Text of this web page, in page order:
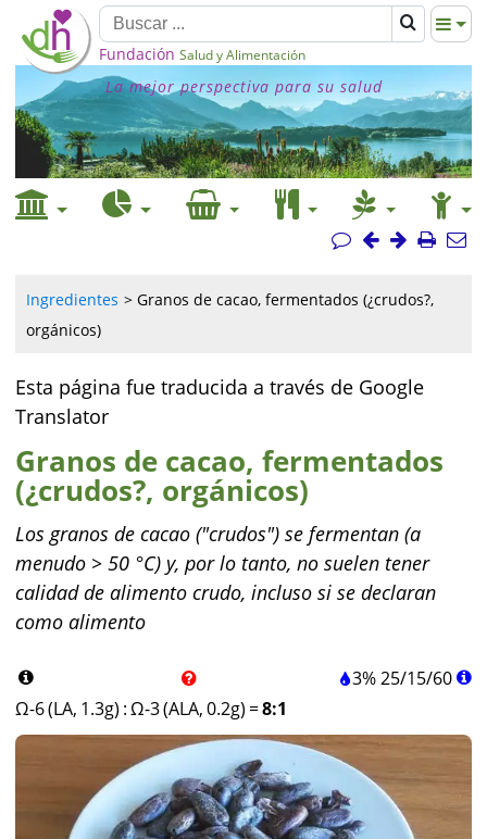
Fundación Salud y Alimentación
La mejor perspectiva para su salud
Ingredientes
Granos de cacao, fermentados (¿crudos?,
orgánicos)
Esta página fue traducida a través de Google
Translator
Granos de cacao, fermentados
(¿crudos?, orgánicos)
Los granos de cacao ("crudos") se fermentan (a
menudo > 50 °C) y, por lo tanto, no suelen tener
calidad de alimento crudo, incluso si se declaran
como alimento
3%25/15/60
Ω-6 (LA, 1.3g) :Ω-3 (ALA, 0.2g) =8:1